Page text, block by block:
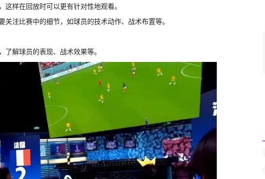
样在回放时可以更有针对性地观看。
注比赛中的细节，如球员的技术动作、战术布置等。
解球员的表现、战术效果等。